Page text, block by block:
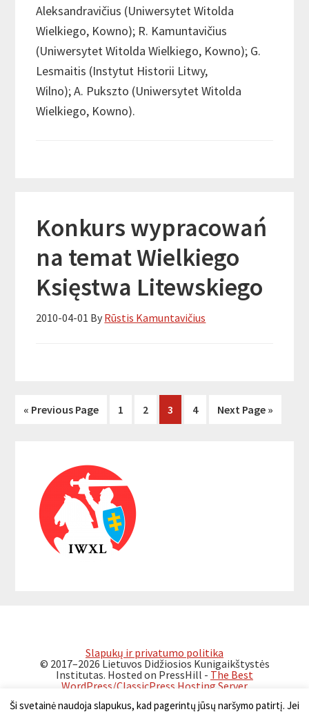
Aleksandravičius (Uniwersytet Witolda
Wielkiego, Kowno); R. Kamuntavičius
(Uniwersytet Witolda Wielkiego, Kowno); G.
Lesmaitis (Instytut Historii Litwy,
Wilno); A. Pukszto (Uniwersytet Witolda
Wielkiego, Kowno).
Konkurs wypracowań
na temat Wielkiego
Księstwa Litewskiego
2010-04-01 By Rūstis Kamuntavičius
« Previous Page Page
1 Page
2 Page
3 Page
4 Next Page »
Sidebar
Slapukų ir privatumo politika
© 2017–2026 Lietuvos Didžiosios Kunigaikštystės
Institutas. Hosted on PressHill - The Best
WordPress/ClassicPress Hosting Server
Ši svetainė naudoja slapukus, kad pagerintų jūsų naršymo patirtį. Jei